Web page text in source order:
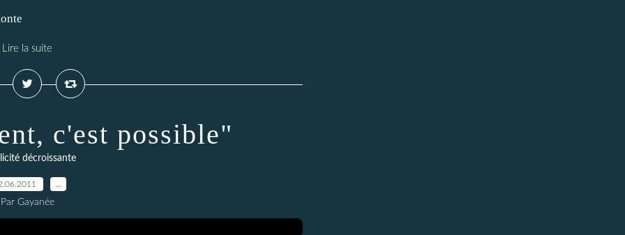
Lire la suite
c'est possible"
décroissante
Par Gayanée